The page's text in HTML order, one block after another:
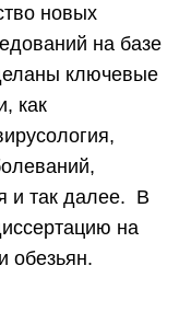
новых
на базе
ключевые
как
и так далее. В
на
обезьян.